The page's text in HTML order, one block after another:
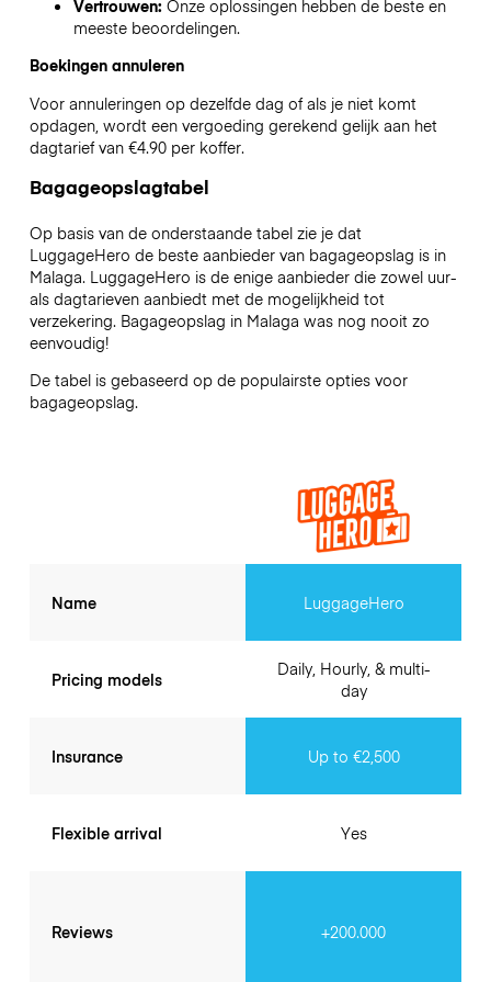
Vertrouwen: Onze oplossingen hebben de beste en
meeste beoordelingen.
Boekingen annuleren
Voor annuleringen op dezelfde dag of als je niet komt
opdagen, wordt een vergoeding gerekend gelijk aan het
dagtarief van €4.90 per koffer.
Bagageopslagtabel
Op basis van de onderstaande tabel zie je dat
LuggageHero de beste aanbieder van bagageopslag is in
Malaga. LuggageHero is de enige aanbieder die zowel uur-
als dagtarieven aanbiedt met de mogelijkheid tot
verzekering. Bagageopslag in Malaga was nog nooit zo
eenvoudig!
De tabel is gebaseerd op de populairste opties voor
bagageopslag.
Name
Pricing models
Insurance
Flexible arrival
Reviews
LuggageHero
Daily, Hourly, & multi-
day
Up to €2,500
Yes
+200.000